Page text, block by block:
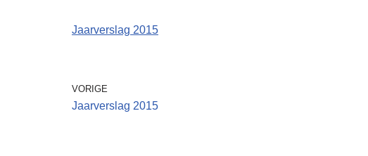
Jaarverslag 2015
VORIGE
Jaarverslag 2015